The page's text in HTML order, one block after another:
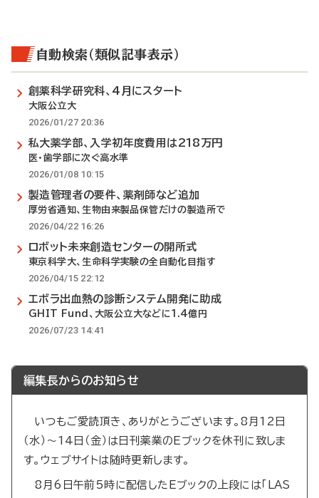
自動検索（類似記事表示）
創薬科学研究科、4月にスタート
大阪公立大
2026/01/27 20:36
私大薬学部、入学初年度費用は218万円
医・歯学部に次ぐ高水準
2026/01/08 10:15
製造管理者の要件、薬剤師など追加
厚労省通知、生物由来製品保管だけの製造所で
2026/04/22 16:26
ロボット未来創造センターの開所式
東京科学大、生命科学実験の全自動化目指す
2026/04/15 22:12
エボラ出血熱の診断システム開発に助成
GHIT Fund、大阪公立大などに1.4億円
2026/07/23 14:41
編集長からのお知らせ
いつもご愛読頂き、ありがとうございます。8月12日
（水）～14日（金）は日刊薬業のEブックを休刊に致しま
す。ウェブサイトは随時更新します。
8月6日午前5時に配信したEブックの上段には「LAS